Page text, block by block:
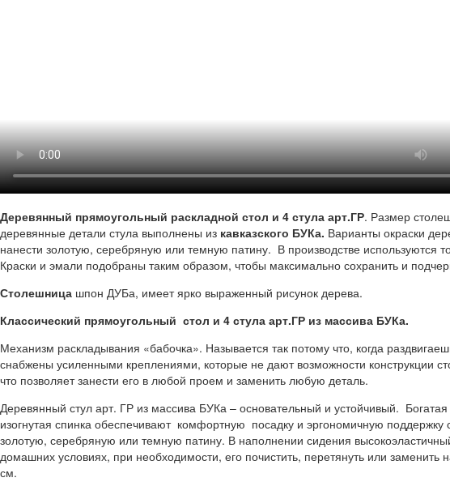
Деревянный прямоугольный раскладной стол и 4 стула арт.ГР. Размер
деревянные детали стула выполнены из кавказского БУКа. Варианты окраски
нанести золотую, серебряную или темную патину. В производстве используются
Краски и эмали подобраны таким образом, чтобы максимально сохранить и
Столешница шпон ДУБа, имеет ярко выраженный рисунок дерева.
Классический прямоугольный стол и 4 стула арт.ГР из массива БУКа.
Механизм раскладывания «бабочка». Называется так потому что, когда
снабжены усиленными креплениями, которые не дают возможности конструкции
что позволяет занести его в любой проем и заменить любую деталь.
Деревянный стул арт. ГР из массива БУКа – основательный и устойчивый.
изогнутая спинка обеспечивают комфортную посадку и эргономичную
золотую, серебряную или темную патину. В наполнении сидения
домашних условиях, при необходимости, его почистить, перетянуть или
см.